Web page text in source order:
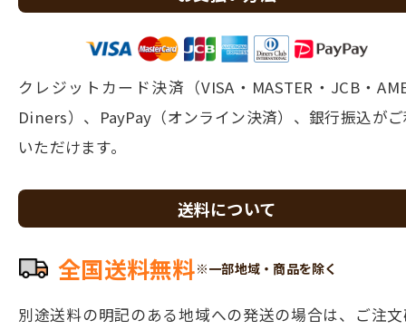
クレジットカード決済（VISA・MASTER・JCB・
Diners）、PayPay（オンライン決済）、銀行振込が
いただけます。
送料について
全国送料無料※一部地域・商品を除く
別途送料の明記のある地域への発送の場合は、ご注